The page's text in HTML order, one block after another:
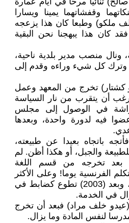
وقفشاتهما يمينا ويسارا
ملكو) وطبعا كان هذا يزعجه
كان هذا يبهجنا نحن البقية
منصب مدير بلدية ناحية،
وترك كل شيء وراءه وقدم إلى
كشتار) تخرج من المعهد وعمل
رغب أن يتقرب من نار السياسة
في الوصول إلى مجلس
فيه لدورة واحدة، وبعدها
باتجاه بعيدا عن طبيعته،
والجبل، أو هكذا أظن. لم
تخرجه من قسم اللغة
الفرنسية يوما! وعلى الأكثر
إنه قد نسيها تماما اليوم، وبعد (2003) تطوع كضابط في
في الخدمة.
خلف مراد) فبعد أن تخرج
لنفس المادة وما يزال.